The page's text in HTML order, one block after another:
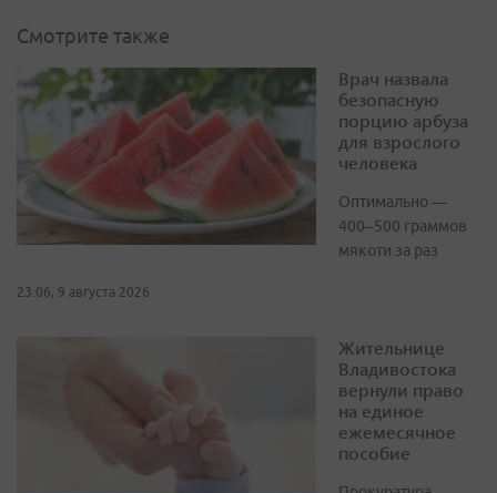
Смотрите также
Врач назвала
безопасную
порцию арбуза
для взрослого
человека
Оптимально —
400–500 граммов
мякоти за раз
23:06, 9 августа 2026
Жительнице
Владивостока
вернули право
на единое
ежемесячное
пособие